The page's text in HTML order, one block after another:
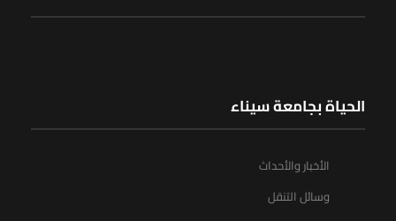
الحياة بجامعة سيناء
الأخبار والأحداث
وسائل التنقل